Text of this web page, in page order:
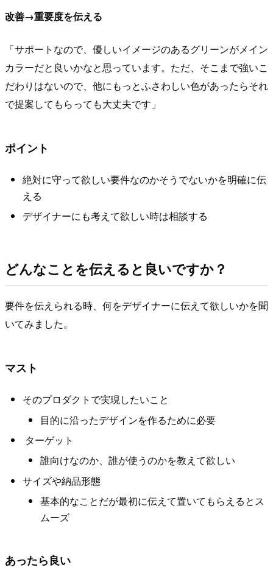
改善→重要度を伝える
「サポートなので、優しいイメージのあるグリーンがメイン
カラーだと良いかなと思っています。ただ、そこまで強いこ
だわりはないので、他にもっとふさわしい色があったらそれ
で提案してもらっても大丈夫です」
ポイント
絶対に守って欲しい要件なのかそうでないかを明確に伝
える
デザイナーにも考えて欲しい時は相談する
どんなことを伝えると良いですか？
要件を伝えられる時、何をデザイナーに伝えて欲しいかを聞
いてみました。
マスト
そのプロダクトで実現したいこと
目的に沿ったデザインを作るために必要
ターゲット
誰向けなのか、誰が使うのかを教えて欲しい
サイズや納品形態
基本的なことだが最初に伝えて置いてもらえるとス
ムーズ
あったら良い